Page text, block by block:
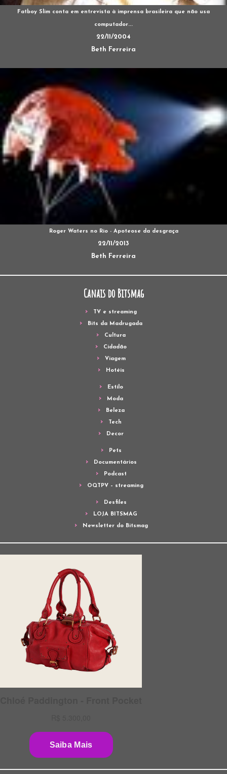
Fatboy Slim conta em entrevista à imprensa brasileira que não usa
computador...
22/11/2004
Beth Ferreira
Roger Waters no Rio - Apoteose da desgraça
22/11/2013
Beth Ferreira
Canais do Bitsmag
TV e streaming
Bits da Madrugada
Cultura
Cidadão
Viagem
Hotéis
Estilo
Moda
Beleza
Tech
Decor
Pets
Documentários
Podcast
OQTPV – streaming
Desfiles
LOJA BITSMAG
Newsletter do Bitsmag